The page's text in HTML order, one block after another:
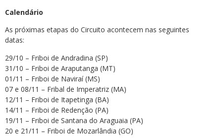
Calendário
As próximas etapas do Circuito acontecem nas seguintes
datas:
29/10 – Friboi de Andradina (SP)
31/10 – Friboi de Araputanga (MT)
01/11 – Friboi de Naviraí (MS)
07 e 08/11 – Fribal de Imperatriz (MA)
12/11 – Friboi de Itapetinga (BA)
14/11 – Friboi de Redenção (PA)
19/11 – Friboi de Santana do Araguaia (PA)
20 e 21/11 – Friboi de Mozarlândia (GO)